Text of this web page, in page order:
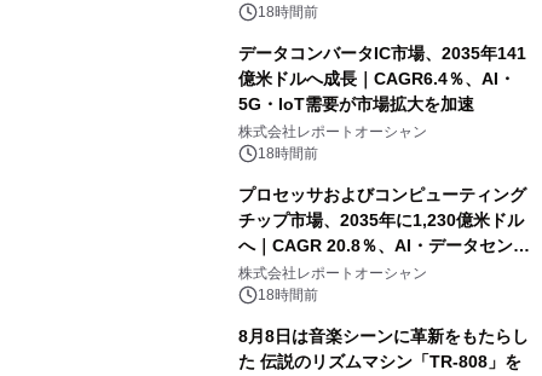
18時間前
データコンバータIC市場、2035年141
億米ドルへ成長｜CAGR6.4％、AI・
5G・IoT需要が市場拡大を加速
株式会社レポートオーシャン
18時間前
プロセッサおよびコンピューティング
チップ市場、2035年に1,230億米ドル
へ｜CAGR 20.8％、AI・データセンタ
ー需要が成長を牽引
株式会社レポートオーシャン
18時間前
8月8日は音楽シーンに革新をもたらし
た 伝説のリズムマシン「TR-808」を